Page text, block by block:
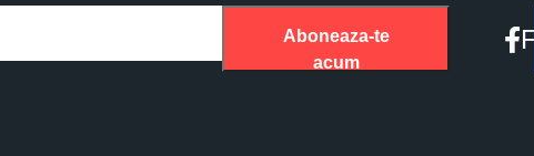
Aboneaza-te
acum